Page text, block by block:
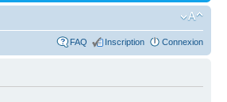
FAQ Inscription Connexion